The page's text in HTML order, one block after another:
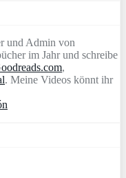
und Admin von
im Jahr und schreibe
,
. Meine Videos könnt ihr